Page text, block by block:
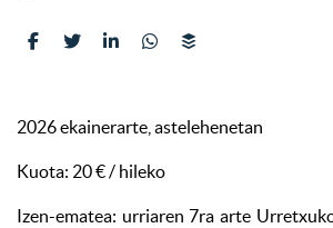
2026 ekainerarte, astelehenetan
Kuota: 20 € / hileko
Izen-ematea: urriaren 7ra arte